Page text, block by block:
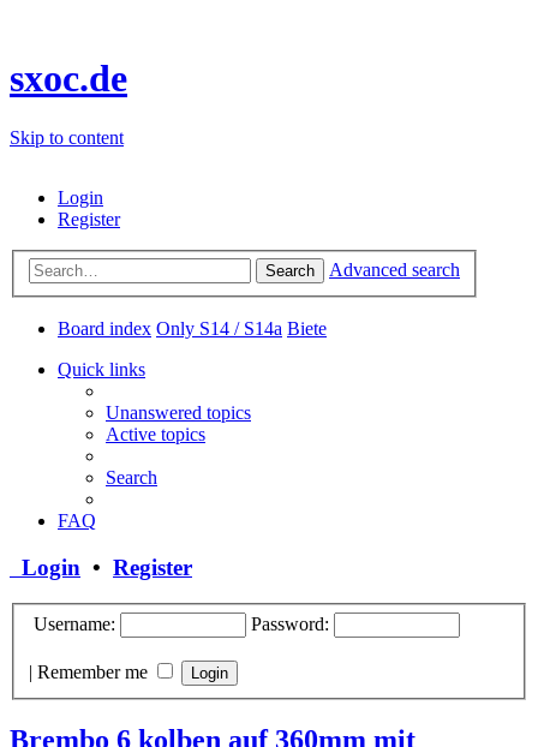
sxoc.de
Skip to content
Login
Register
Search Advanced search
Board index Only S14 / S14a Biete
Quick links
Unanswered topics
Active topics
Search
FAQ
Login • Register
Username: Password:
| Remember me
Brembo 6 kolben auf 360mm mit